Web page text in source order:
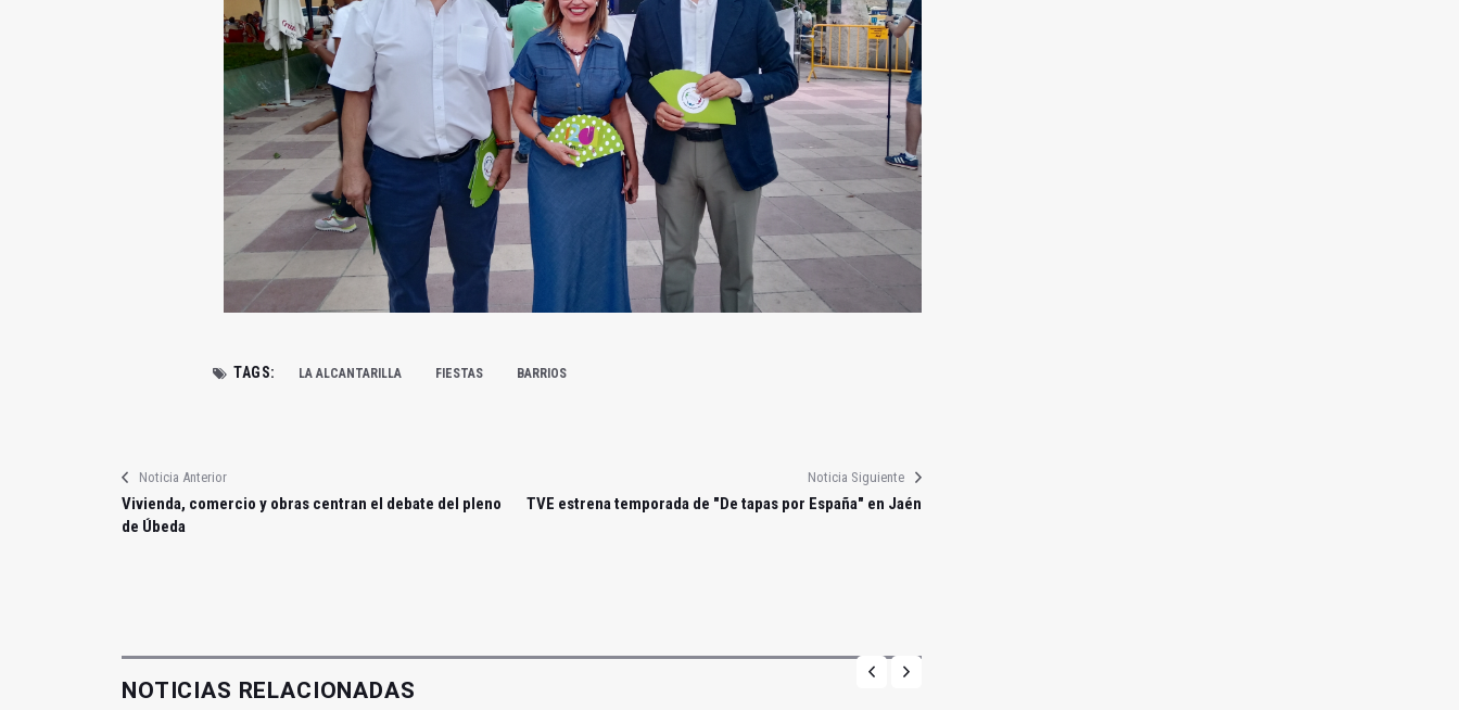
TAGS: LA ALCANTARILLA FIESTAS BARRIOS
Noticia Anterior
Vivienda, comercio y obras centran el debate del pleno
de Úbeda
Noticia Siguiente
TVE estrena temporada de "De tapas por España" en Jaén
NOTICIAS RELACIONADAS